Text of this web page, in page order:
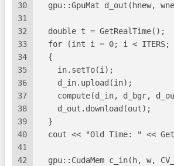
30
31
32
33
34
35
36
37
38
39
40
41
42
gpu::GpuMat d_out(hnew,
  double t = GetRealTime();
for (int i = 0; i < ITERS;
  {
    in.setTo(i);
    d_in.upload(in);
compute(d_in, d_bgr,
    d_out.download(out);
  }
cout << "Old Time: " <<
gpu::CudaMem c_in(h, w,